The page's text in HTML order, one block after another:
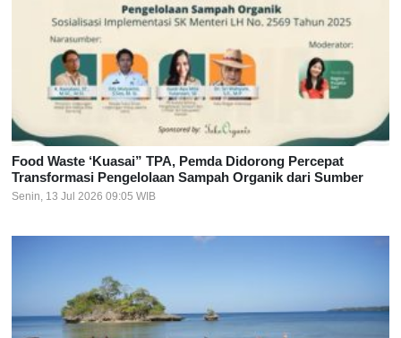
Food Waste ‘Kuasai” TPA, Pemda Didorong Percepat
Transformasi Pengelolaan Sampah Organik dari Sumber
Senin, 13 Jul 2026 09:05 WIB